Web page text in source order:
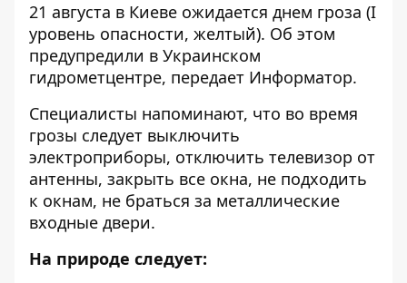
21 августа в Киеве ожидается днем ​​гроза (I
уровень опасности, желтый). Об этом
предупредили в Украинском
гидрометцентре, передает Информатор.
Специалисты напоминают, что во время
грозы следует выключить
электроприборы, отключить телевизор от
антенны, закрыть все окна, не подходить
к окнам, не браться за металлические
входные двери.
На природе следует: